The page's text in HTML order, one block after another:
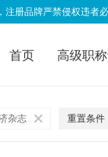
注册品牌严禁侵权违者
首页 高级职
联系我们 公告
杂志 重置条件